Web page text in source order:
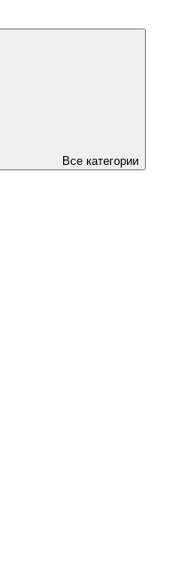
Все категории